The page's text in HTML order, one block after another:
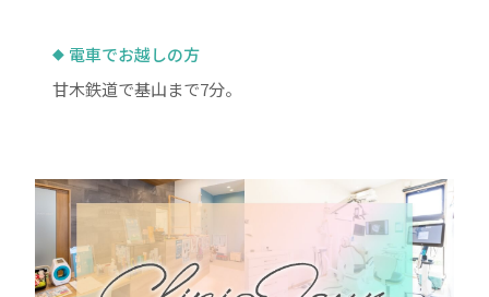
電車でお越しの方
甘木鉄道で基山まで7分。